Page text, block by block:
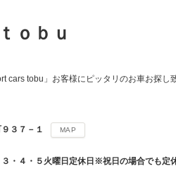
ｏｂｕ
cars tobu」お客様にピッタリのお車お探し
３７－１ MAP
・４・５火曜日定休日※祝日の場合でも定